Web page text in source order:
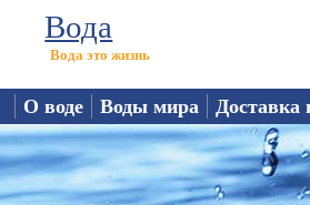
Вода
Вода это жизнь
О воде Воды мира Доставка